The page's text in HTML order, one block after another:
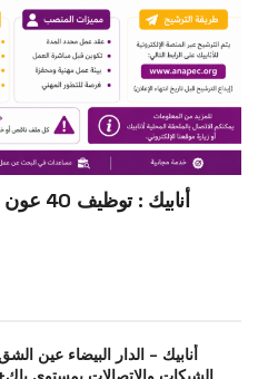
أنابيك : توظيف 40 عون استقبال بالرباط أكدال 2026
أنابيك – الدار البيضاء عين